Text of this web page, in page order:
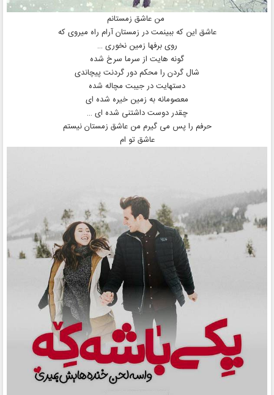
من عاشق زمستانم
عاشق این که ببینمت در زمستان آرام راه میروی که
روی برفها زمین نخوری …
گونه هایت از سرما سرخ شده
شال گردن را محکم دور گردنت پیچاندی
دستهایت در جیبت مچاله شده
معصومانه به زمین خیره شده ای
چقدر دوست داشتنی شده ای …
حرفم را پس می گیرم من عاشق زمستان نیستم
عاشق تو ام